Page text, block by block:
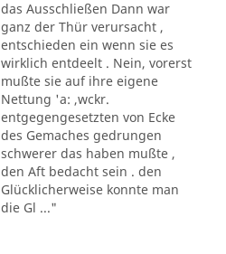
das Ausschließen Dann war
ganz der Thür verursacht ,
entschieden ein wenn sie es
wirklich entdeelt . Nein, vorerst
mußte sie auf ihre eigene
Nettung 'a: ,wckr.
entgegengesetzten von Ecke
des Gemaches gedrungen
schwerer das haben mußte ,
den Aft bedacht sein . den
Glücklicherweise konnte man
die Gl ..."